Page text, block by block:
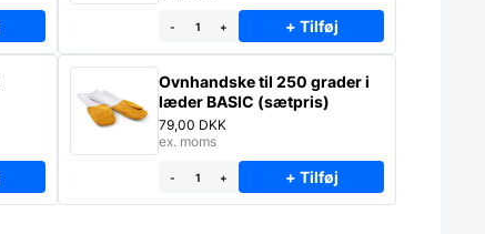
- + + Tilføj
Ovnhandske til 250 grader i
læder BASIC (sætpris)
79,00 DKK
ex. moms
- + + Tilføj